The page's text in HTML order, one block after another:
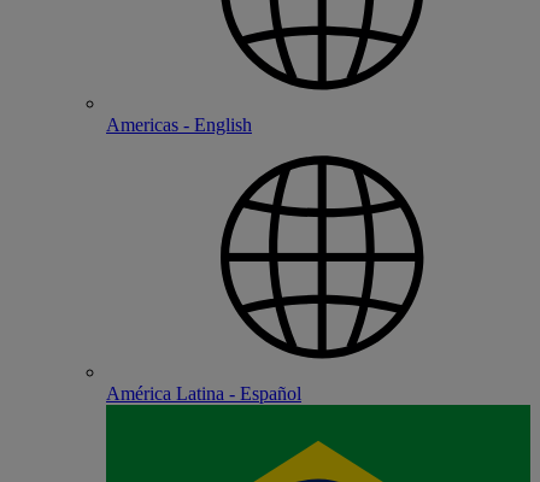
Americas - English
América Latina - Español